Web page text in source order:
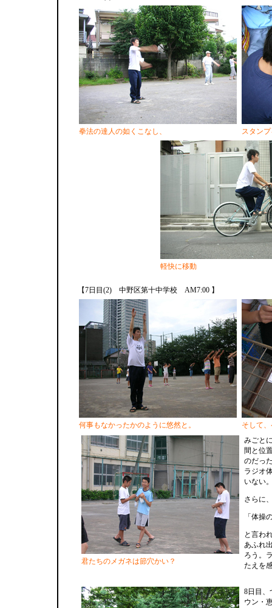
拳法の達人の如くこなし、 スタン
軽快に移動
【7日目(2) 中野区第十中学校 AM7:00 】
何事もなかったかのように悠然と。 そして
君たちのメガネは節穴かい？
みごと
間と位
のだっ
ラジオ
いない
さらに
「体操
と言わ
あふれ
ろう。
たえを
8日目、
ウン・